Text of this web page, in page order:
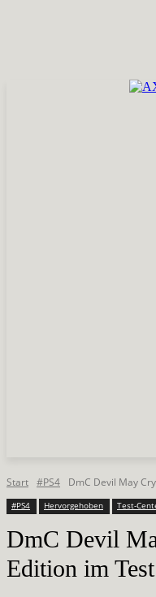
Start #PS4 DmC Devil May
#PS4 Hervorgehoben Test-
DmC Devil
Edition im Test